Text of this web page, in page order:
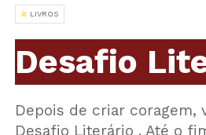
LIVROS
Desafio
Depois de criar coragem,
Desafio Literário . Até o